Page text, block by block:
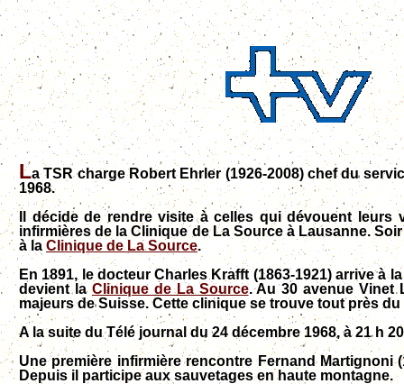
La TSR charge Robert Ehrler (1926-2008) chef du
1968.
Il décide de rendre visite à celles qui dévouent
infirmières de la Clinique de La Source à Lausanne.
à laClinique de La Source.
En 1891, le docteur Charles Krafft (1863-1921) arrive à
devient laClinique de La Source. Au 30 avenue Vinet
majeurs de Suisse. Cette clinique se trouve tout près du
A la suite du Télé journal du 24 décembre 1968, à 21 h
Une première infirmière rencontre Fernand Martignoni
Depuis il participe aux sauvetages en haute montagne.